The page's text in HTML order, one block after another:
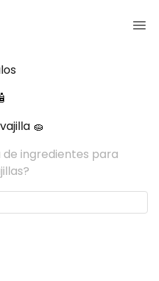
🧽
de ingredientes para